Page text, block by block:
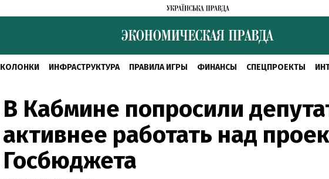
КОЛОНКИ ИНФРАСТРУКТУРА ПРАВИЛА ИГРЫ ФИНАНСЫ СПЕЦПРОЕКТЫ
В Кабмине попросили
активнее работать над
Госбюджета